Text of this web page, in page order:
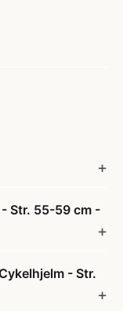
Str. 55-59 cm -
- Str.